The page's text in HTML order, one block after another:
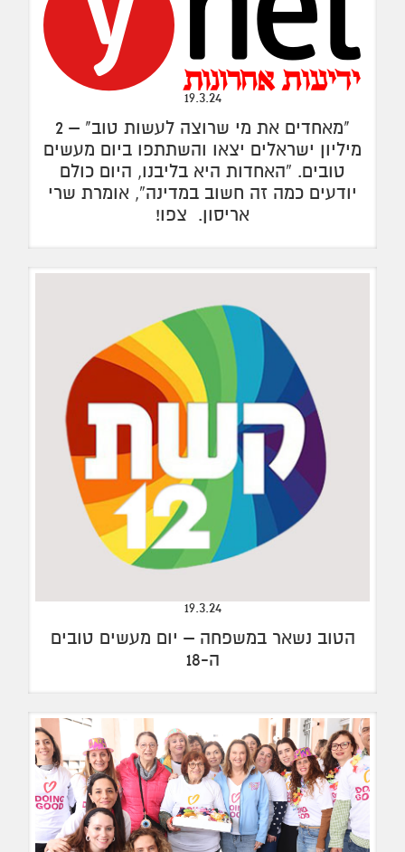
19.3.24
"מאחדים את מי שרוצה לעשות טוב" – 2
מיליון ישראלים יצאו והשתתפו ביום מעשים
טובים. “האחדות היא בליבנו, היום כולם
יודעים כמה זה חשוב במדינה”, אומרת שרי
אריסון. צפו!
19.3.24
הטוב נשאר במשפחה – יום מעשים טובים
ה-18